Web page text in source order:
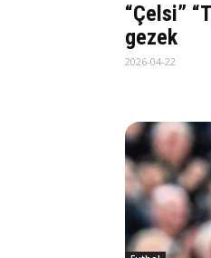
“Çelsi”
gezek
2026-04-22